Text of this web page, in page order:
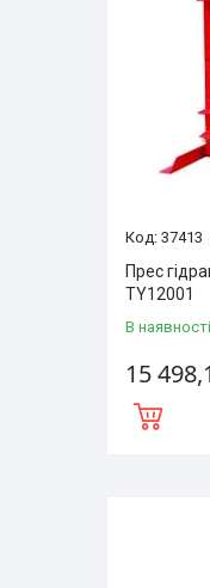
37413
Прес
TY12001
В наявності
15